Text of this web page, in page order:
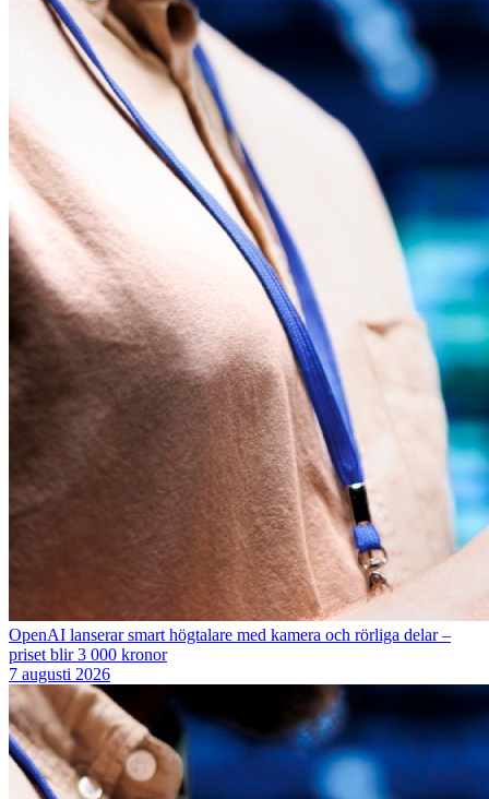
OpenAI lanserar smart högtalare med kamera och rörliga delar –
priset blir 3 000 kronor
7 augusti 2026